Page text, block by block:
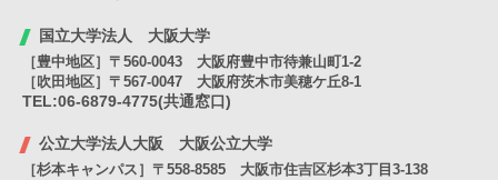
国立大学法人 大阪大学
［豊中地区］〒560-0043 大阪府豊中市待兼山町1-2
［吹田地区］〒567-0047 大阪府茨木市美穂ケ丘8-1
TEL:06-6879-4775(共通窓口)
公立大学法人大阪 大阪公立大学
［杉本キャンパス］〒558-8585 大阪市住吉区杉本3丁目3-138